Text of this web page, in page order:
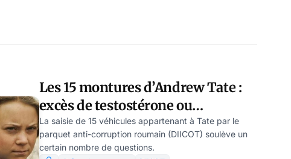
Les 15 montures d’Andrew Tate :
excès de testostérone ou
motorisation abusive ? par
Modeste Schwartz
La saisie de 15 véhicules appartenant à Tate par le
parquet anti-corruption roumain (DIICOT) soulève un
certain nombre de questions.